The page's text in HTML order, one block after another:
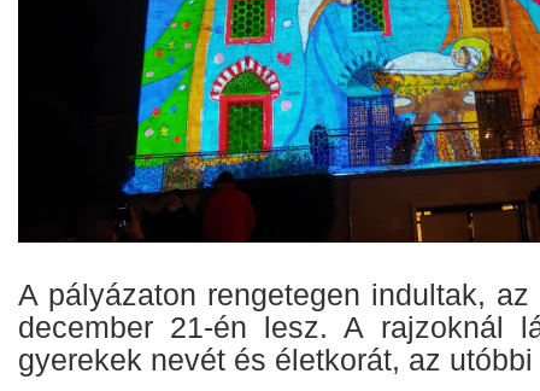
A pályázaton rengetegen indultak, az
december 21-én lesz. A rajzoknál
gyerekek nevét és életkorát, az